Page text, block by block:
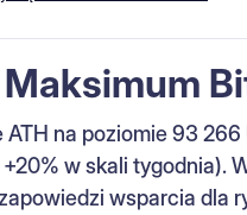
ATH na poziomie 93
w skali tygodnia).
wsparcia